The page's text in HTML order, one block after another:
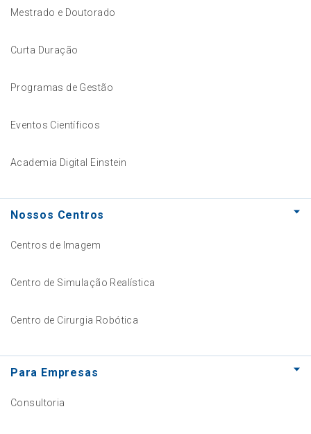
Mestrado e Doutorado
Curta Duração
Programas de Gestão
Eventos Científicos
Academia Digital Einstein
Nossos Centros
Centros de Imagem
Centro de Simulação Realística
Centro de Cirurgia Robótica
Para Empresas
Consultoria